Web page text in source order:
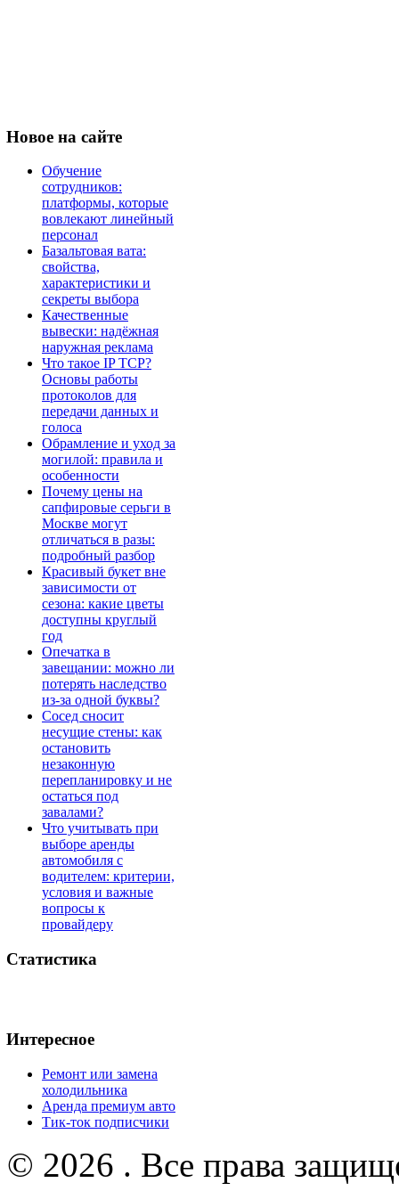
Новое на сайте
Обучение
сотрудников:
платформы, которые
вовлекают линейный
персонал
Базальтовая вата:
свойства,
характеристики и
секреты выбора
Качественные
вывески: надёжная
наружная реклама
Что такое IP TCP?
Основы работы
протоколов для
передачи данных и
голоса
Обрамление и уход за
могилой: правила и
особенности
Почему цены на
сапфировые серьги в
Москве могут
отличаться в разы:
подробный разбор
Красивый букет вне
зависимости от
сезона: какие цветы
доступны круглый
год
Опечатка в
завещании: можно ли
потерять наследство
из-за одной буквы?
Сосед сносит
несущие стены: как
остановить
незаконную
перепланировку и не
остаться под
завалами?
Что учитывать при
выборе аренды
автомобиля с
водителем: критерии,
условия и важные
вопросы к
провайдеру
Статистика
Интересное
Ремонт или замена
холодильника
Аренда премиум авто
Тик-ток подписчики
© 2026 . Все права